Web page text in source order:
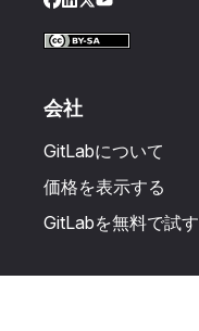
Facebook
LinkedIn
Twitter
YouTube
会社
GitLabについて
価格を表示する
GitLabを無料で試す